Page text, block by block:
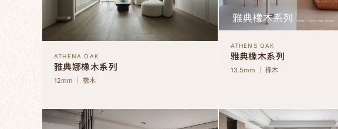
ATHENA OAK
雅典娜橡木系列
12mm ｜ 橡木
ATHENS OAK
雅典橡木系列
13.5mm ｜ 橡木